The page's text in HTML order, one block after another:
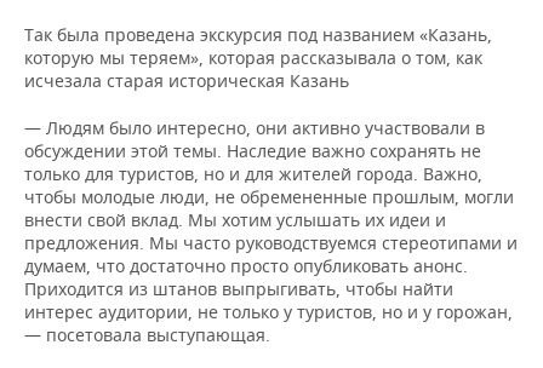
Так была проведена экскурсия под названием «Казань,
которую мы теряем», которая рассказывала о том, как
исчезала старая историческая Казань
— Людям было интересно, они активно участвовали в
обсуждении этой темы. Наследие важно сохранять не
только для туристов, но и для жителей города. Важно,
чтобы молодые люди, не обремененные прошлым, могли
внести свой вклад. Мы хотим услышать их идеи и
предложения. Мы часто руководствуемся стереотипами и
думаем, что достаточно просто опубликовать анонс.
Приходится из штанов выпрыгивать, чтобы найти
интерес аудитории, не только у туристов, но и у горожан,
— посетовала выступающая.